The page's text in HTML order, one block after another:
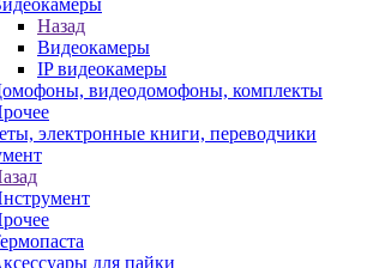
Назад
Видеокамеры
IP видеокамеры
видеодомофоны, комплекты
электронные книги, переводчики
для пайки